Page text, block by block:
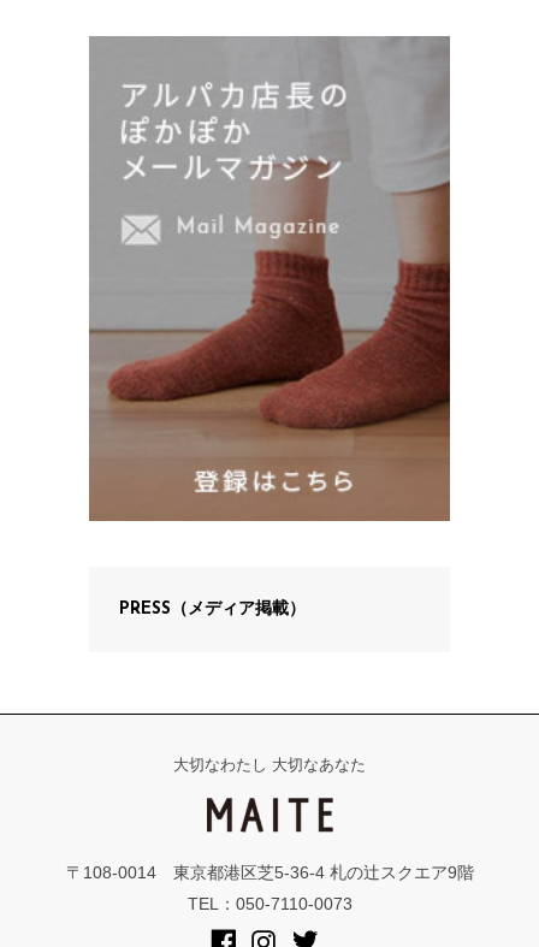
PRESS（メディア掲載）
大切なわたし 大切なあなた
〒108-0014 東京都港区芝5-36-4 札の辻スクエア9階
TEL：050-7110-0073